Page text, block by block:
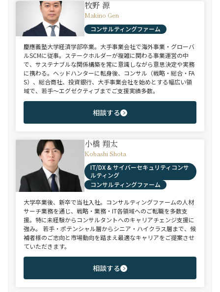
牧野 源
Makino Gen
コンサルティングファーム
慶應義塾大学経済学部卒業。大手事業会社で海外事業・グローバ
ルSCMに従事。ステークホルダーが複雑に関わる事業運営の中
で、サステナブルな関係構築を常に意識しながら意思決定や実務
に携わる。ヘッドハンターに転身後、コンサル（戦略・総合・FA
S）、総合商社、投資銀行、大手事業会社を始めとする幅広い領
域で、若手～エグゼクティブまでご支援実績多数。
相談する
小橋 翔太
Kobashi Shota
IT/DX & サイバーセキュリティコンサ
ルティング
コンサルティングファーム
大学卒業後、新卒で当社入社。コンサルティングファームの人材
サーチ業務を通じ、戦略・業務・IT各領域へのご転職を多数支
援。特に未経験からコンサルタントへのキャリアチェンジ支援に
強み。 若手・ポテンシャル層からシニア・ハイクラス層まで、候
補者様のご志向と市場動向を踏まえ最適なキャリアをご提案させ
ていただきます。
相談する